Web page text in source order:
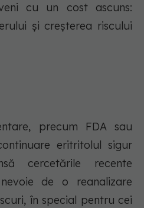
cu un cost ascuns:
și creșterea riscului
precum FDA sau
eritritolul sigur
cercetările recente
de o reanalizare
în special pentru cei